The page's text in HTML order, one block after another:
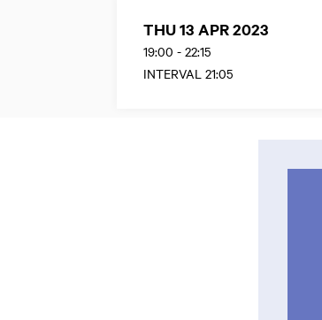
THU 13 APR 2023
19:00 - 22:15
INTERVAL 21:05